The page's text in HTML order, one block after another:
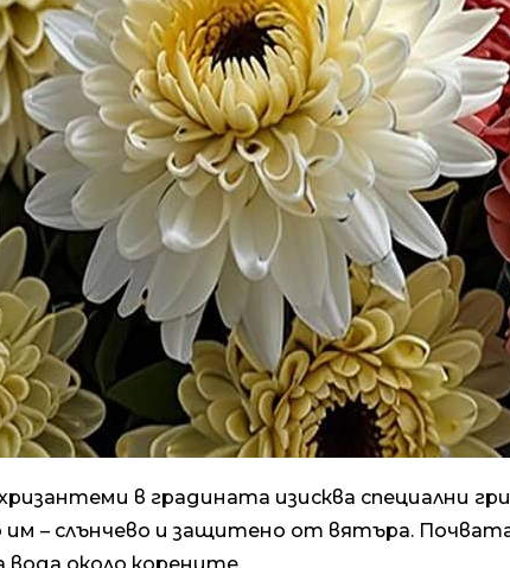
в градината изисква специални
– слънчево и защитено от вятъра.